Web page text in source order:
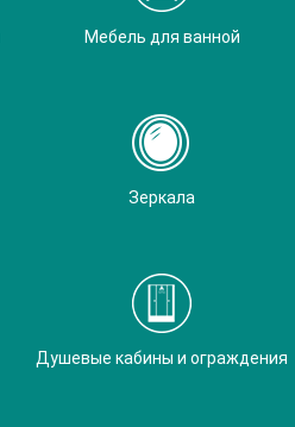
Мебель для ванной
Зеркала
Душевые кабины и ограждения